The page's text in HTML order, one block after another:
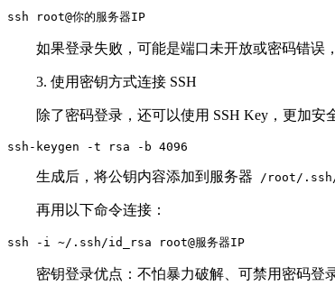
ssh root@你的服务器IP
如果登录失败，可能是端口未开放或密码错误，
3. 使用密钥方式连接 SSH
除了密码登录，还可以使用 SSH Key，更加安
生成后，将公钥内容添加到服务器 /root/.ssh/
再用以下命令连接：
密钥登录优点：不怕暴力破解、可禁用密码登录